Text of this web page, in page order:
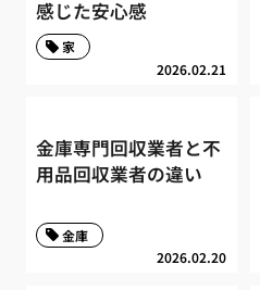
感じた安心感
2026.02.21
家
金庫専門回収業者と不
用品回収業者の違い
2026.02.20
金庫